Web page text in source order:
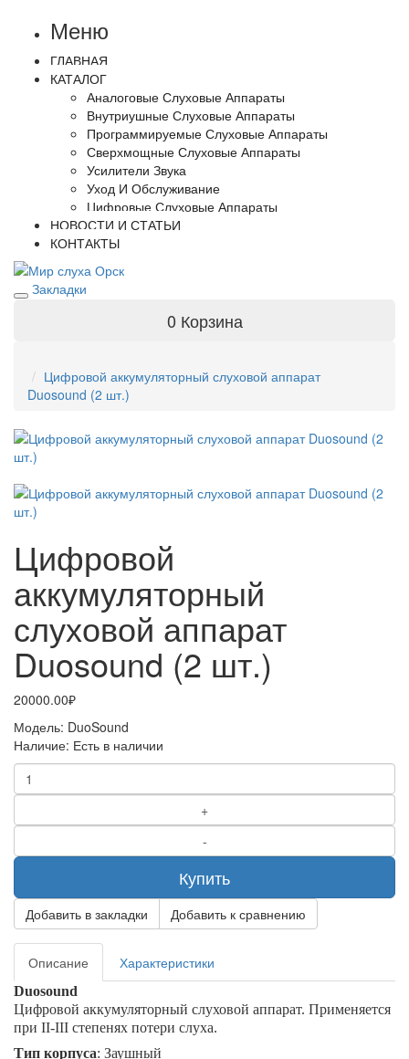
Меню
ГЛАВНАЯ
КАТАЛОГ
Аналоговые Слуховые Аппараты
Внутриушные Слуховые Аппараты
Программируемые Слуховые Аппараты
Сверхмощные Слуховые Аппараты
Усилители Звука
Уход И Обслуживание
Цифровые Слуховые Аппараты
НОВОСТИ И СТАТЬИ
КОНТАКТЫ
Закладки
0 Корзина
Цифровой аккумуляторный слуховой аппарат
Duosound (2 шт.)
Цифровой
аккумуляторный
слуховой аппарат
Duosound (2 шт.)
20000.00₽
Модель: DuoSound
Наличие: Есть в наличии
Купить
Добавить в закладки Добавить к сравнению
Описание Характеристики
Duosound
Цифровой аккумуляторный слуховой аппарат. Применяется
при II-III степенях потери слуха.
Тип корпуса: Заушный